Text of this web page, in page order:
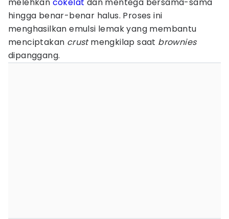
hingga benar-benar halus. Proses ini
menghasilkan emulsi lemak yang membantu
menciptakan crustmengkilap saat brownies
dipanggang.